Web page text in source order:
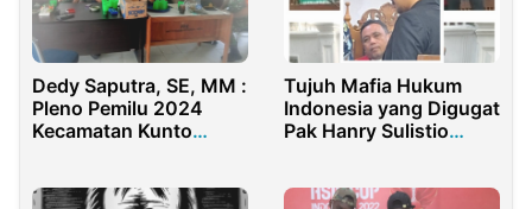
Dedy Saputra, SE, MM :
Pleno Pemilu 2024
Kecamatan Kunto
Tujuh Mafia Hukum
Indonesia yang Digugat
Pak Hanry Sulistio